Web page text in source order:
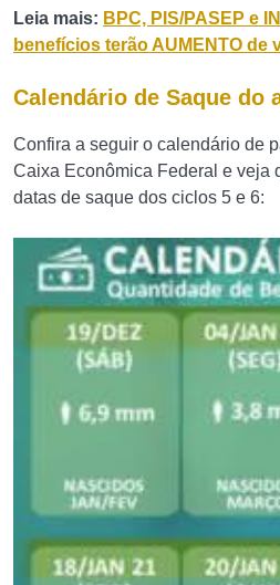
Leia mais: BPC, PIS/PASEP e
benefícios terão AUMENTO de
Calendário de Saque do
Confira a seguir o calendário de
Caixa Econômica Federal e veja
datas de saque dos ciclos 5 e 6: